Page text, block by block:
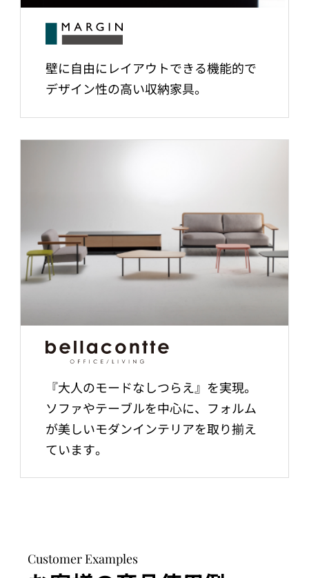
壁に自由にレイアウトできる機能的で
デザイン性の高い収納家具。
『大人のモードなしつらえ』を実現。
ソファやテーブルを中心に、フォルム
が美しいモダンインテリアを取り揃え
ています。
Customer Examples